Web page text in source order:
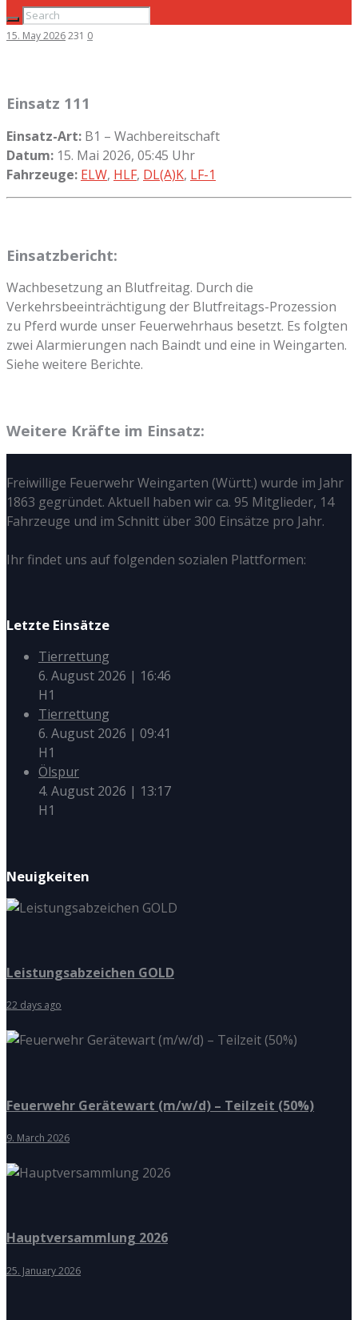
15. May 2026231 0
Einsatz 111
Einsatz-Art: B1 – Wachbereitschaft
Datum: 15. Mai 2026, 05:45 Uhr
Fahrzeuge: ELW, HLF, DL(A)K, LF-1
Einsatzbericht:
Wachbesetzung an Blutfreitag. Durch die
Verkehrsbeeinträchtigung der Blutfreitags-Prozession
zu Pferd wurde unser Feuerwehrhaus besetzt. Es folgten
zwei Alarmierungen nach Baindt und eine in Weingarten.
Siehe weitere Berichte.
Weitere Kräfte im Einsatz:
Freiwillige Feuerwehr Weingarten (Württ.) wurde im Jahr
1863 gegründet. Aktuell haben wir ca. 95 Mitglieder, 14
Fahrzeuge und im Schnitt über 300 Einsätze pro Jahr.
Ihr findet uns auf folgenden sozialen Plattformen:
Letzte Einsätze
Tierrettung
6. August 2026 | 16:46
H1
Tierrettung
6. August 2026 | 09:41
H1
Ölspur
4. August 2026 | 13:17
H1
Neuigkeiten
Leistungsabzeichen GOLD
22 days ago
Feuerwehr Gerätewart (m/w/d) – Teilzeit (50%)
9. March 2026
Hauptversammlung 2026
25. January 2026